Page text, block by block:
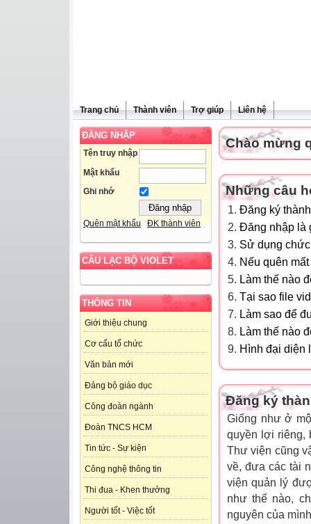
Trang chủ Thành viên Trợ giúp Liên hệ
ĐĂNG NHẬP
Tên truy nhập
Mật khẩu
Ghi nhớ
Quên mật khẩu ĐK thành viên
CÂU LẠC BỘ VIOLET
THÔNG TIN
Giới thiệu chung
Cơ cấu tổ chức
Văn bản mới
Đảng bộ giáo dục
Công đoàn ngành
Đoàn TNCS HCM
Tin tức - Sự kiện
Công nghệ thông tin
Thi đua - Khen thưởng
Người tốt - Việc tốt
Chào mừng
Những câu
Đăng ký
Đăng nhập là
Sử dụng
Nếu quên
Làm thế nào
Tại sao file
Làm sao để
Làm thế nào
Hình đại diện
Đăng ký
Giống như ở
quyền lợi riêng,
Thư viện cũng
về, đưa các tài
viện quản lý
như thế nào,
nguyên của